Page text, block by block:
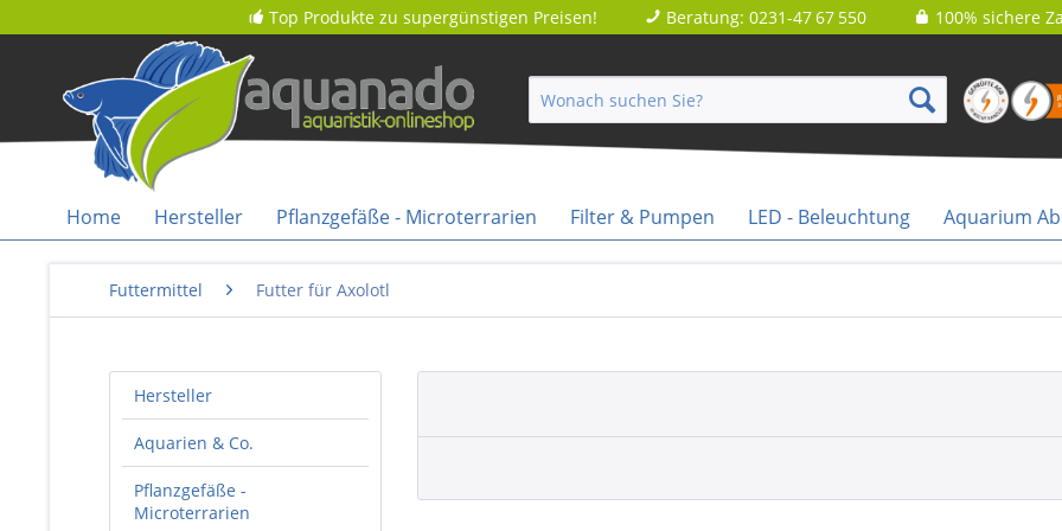
Top Produkte zu supergünstigen Preisen! Beratung: 0231-47 67 550
100% sichere
Home Hersteller Pflanzgefäße - Microterrarien Filter & Pumpen LED - Beleuchtung Aquarium
Futtermittel Futter für Axolotl
Hersteller
Aquarien & Co.
Pflanzgefäße -
Microterrarien